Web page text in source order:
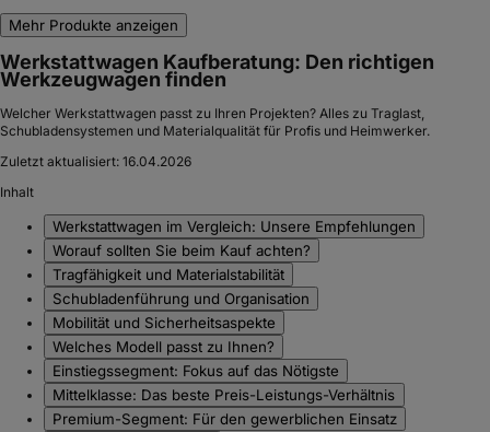
Mehr Produkte anzeigen
Werkstattwagen Kaufberatung: Den richtigen
Werkzeugwagen finden
Welcher Werkstattwagen passt zu Ihren Projekten? Alles zu Traglast,
Schubladensystemen und Materialqualität für Profis und Heimwerker.
Zuletzt aktualisiert: 16.04.2026
Inhalt
Werkstattwagen im Vergleich: Unsere Empfehlungen
Worauf sollten Sie beim Kauf achten?
Tragfähigkeit und Materialstabilität
Schubladenführung und Organisation
Mobilität und Sicherheitsaspekte
Welches Modell passt zu Ihnen?
Einstiegssegment: Fokus auf das Nötigste
Mittelklasse: Das beste Preis-Leistungs-Verhältnis
Premium-Segment: Für den gewerblichen Einsatz